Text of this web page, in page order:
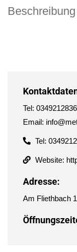
Beschreibung
Tel:
Email:
Tel:
Website:
Adresse:
Am Fliethbach